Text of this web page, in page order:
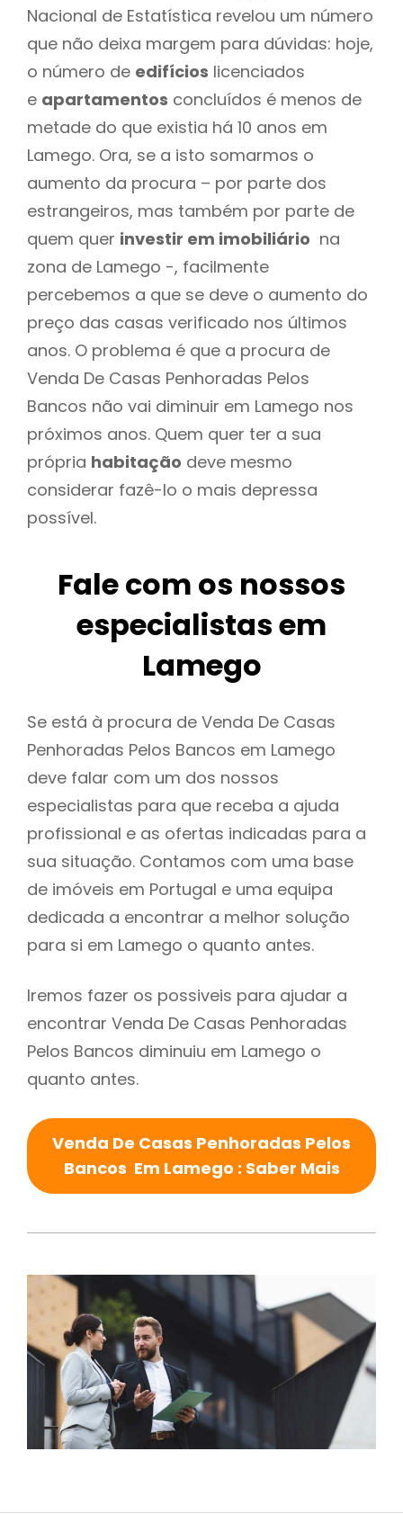
Nacional de Estatística revelou um número
que não deixa margem para dúvidas: hoje,
o número de edifícios licenciados
e apartamentos concluídos é menos de
metade do que existia há 10 anos em
Lamego. Ora, se a isto somarmos o
aumento da procura – por parte dos
estrangeiros, mas também por parte de
quem quer investir em imobiliário na
zona de Lamego -, facilmente
percebemos a que se deve o aumento do
preço das casas verificado nos últimos
anos. O problema é que a procura de
Venda De Casas Penhoradas Pelos
Bancos não vai diminuir em Lamego nos
próximos anos. Quem quer ter a sua
própria habitação deve mesmo
considerar fazê-lo o mais depressa
possível.
Fale com os nossos
especialistas em
Lamego
Se está à procura de Venda De Casas
Penhoradas Pelos Bancos em Lamego
deve falar com um dos nossos
especialistas para que receba a ajuda
profissional e as ofertas indicadas para a
sua situação. Contamos com uma base
de imóveis em Portugal e uma equipa
dedicada a encontrar a melhor solução
para si em Lamego o quanto antes.
Iremos fazer os possiveis para ajudar a
encontrar Venda De Casas Penhoradas
Pelos Bancos diminuiu em Lamego o
quanto antes.
Venda De Casas Penhoradas Pelos
Bancos Em Lamego : Saber Mais